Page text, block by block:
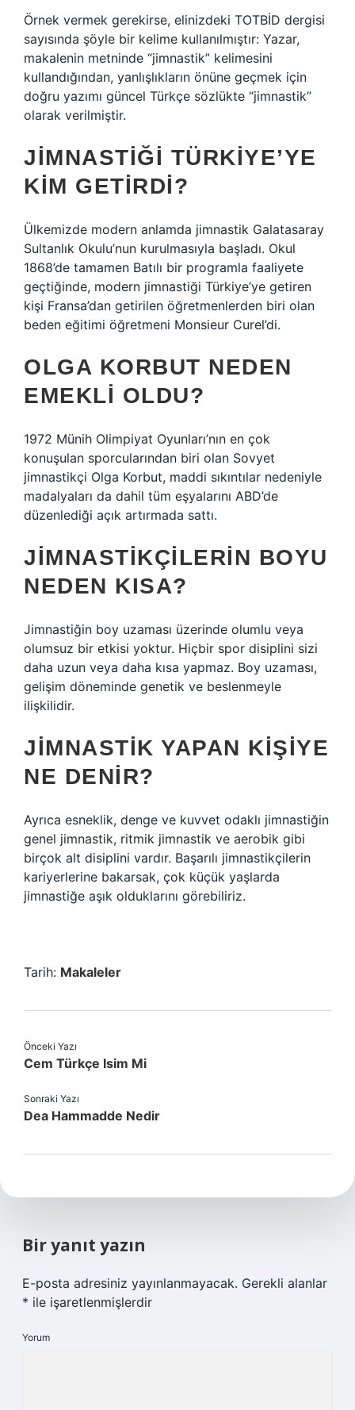
Örnek vermek gerekirse, elinizdeki TOTBİD dergisi
sayısında şöyle bir kelime kullanılmıştır: Yazar,
makalenin metninde “jimnastik” kelimesini
kullandığından, yanlışlıkların önüne geçmek için
doğru yazımı güncel Türkçe sözlükte “jimnastik”
olarak verilmiştir.
JIMNASTIĞI TÜRKIYE’YE
KIM GETIRDI?
Ülkemizde modern anlamda jimnastik Galatasaray
Sultanlık Okulu’nun kurulmasıyla başladı. Okul
1868’de tamamen Batılı bir programla faaliyete
geçtiğinde, modern jimnastiği Türkiye’ye getiren
kişi Fransa’dan getirilen öğretmenlerden biri olan
beden eğitimi öğretmeni Monsieur Curel’di.
OLGA KORBUT NEDEN
EMEKLI OLDU?
1972 Münih Olimpiyat Oyunları’nın en çok
konuşulan sporcularından biri olan Sovyet
jimnastikçi Olga Korbut, maddi sıkıntılar nedeniyle
madalyaları da dahil tüm eşyalarını ABD’de
düzenlediği açık artırmada sattı.
JIMNASTIKÇILERIN BOYU
NEDEN KISA?
Jimnastiğin boy uzaması üzerinde olumlu veya
olumsuz bir etkisi yoktur. Hiçbir spor disiplini sizi
daha uzun veya daha kısa yapmaz. Boy uzaması,
gelişim döneminde genetik ve beslenmeyle
ilişkilidir.
JIMNASTIK YAPAN KIŞIYE
NE DENIR?
Ayrıca esneklik, denge ve kuvvet odaklı jimnastiğin
genel jimnastik, ritmik jimnastik ve aerobik gibi
birçok alt disiplini vardır. Başarılı jimnastikçilerin
kariyerlerine bakarsak, çok küçük yaşlarda
jimnastiğe aşık olduklarını görebiliriz.
Tarih: Makaleler
Önceki Yazı
Cem Türkçe Isim Mi
Sonraki Yazı
Dea Hammadde Nedir
Bir yanıt yazın
E-posta adresiniz yayınlanmayacak. Gerekli alanlar
* ile işaretlenmişlerdir
Yorum